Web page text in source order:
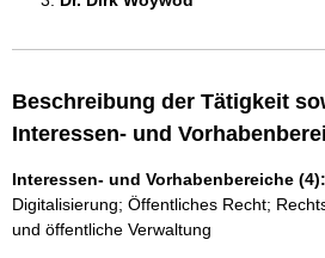
Beschreibung der Tätigkeit
Interessen- und
Interessen- und Vorhabenbereiche (4):
Digitalisierung; Öffentliches Recht;
und öffentliche Verwaltung